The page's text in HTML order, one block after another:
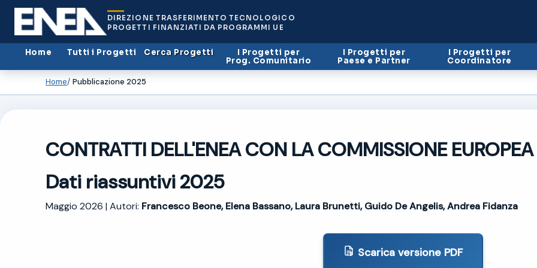
DIREZIONE TRASFERIMENTO TECNOLOGICO
PROGETTI FINANZIATI DA PROGRAMMI UE
Home Tutti i Progetti Cerca Progetti
I Progetti per
Prog. Comunitario
I Progetti per
Paese e Partner
I Progetti per
Coordinatore
Home Pubblicazione 2025
CONTRATTI DELL'ENEA CON LA COMMISSIONE EUROPEA
Dati riassuntivi 2025
Maggio 2026 | Autori: Francesco Beone, Elena Bassano, Laura Brunetti, Guido De Angelis, Andrea Fidanza
Scarica versione PDF